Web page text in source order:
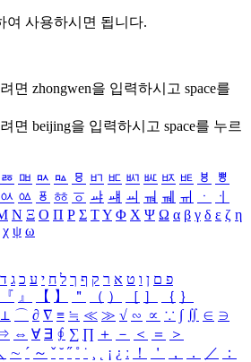
여 사용하시면 됩니다.
면 zhongwen을 입력하시고 space를
면 beijing을 입력하시고 space를 누르
ㅭ ㅮ ㅯ ㅰ ㅱ ㅲ ㅳ ㅴ ㅵ ㅶ ㅷ ㅸ
ㅹ
ㆂ ㆃ ㆄ ㆅ ㆆ ㆇ ㆈ ㆉ ㆊ ㆋ ㆌ ㆍ
ㆎ
Ν Ξ Ο Π Ρ Σ ΤΥ Φ Χ Ψ Ω α β γ δ ε ζ η
χ ψ ω
פ ם ן ו ט א ר ק ף ך ל ח י ע כ ג ד
『 』 【 】 ＂ （ ） ［ ］ ｛ ｝
⊥ ⌒ ∂ ∇ ≡ ≒ ≪ ≫ √ ∽ ∝ ∵ ∫ ∬ ∈ ∋
⇔ ∀ ∃ ∮ ∑ ∏ ＋ － ＜ ＝
＞
∼ ´ ～ ˇ ˘ ˝ ˚ ˙ ¸ ¡ ¿ ː ！ ＇ ， ． ／
：